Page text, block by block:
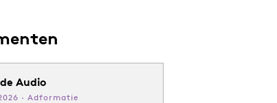
Audio
· Adformatie